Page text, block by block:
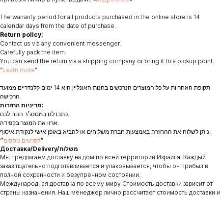
The warranty period for all products purchased in the online store is 14
calendar days from the date of purchase.
Return policy:
Contact us via any convenient messenger.
Carefully pack the item.
You can send the return via a shipping company or bring it to a pickup point.
“Learn more”
תקופת האחריות על כל המוצרים הנרכשים בחנות האונליין היא 14 ימים קלנדריים ממועד
הרכישה.
מדיניות החזרות:
כתבו לנו במסנג׳ר הנוח לכם.
ארזו את המוצר בקפידה.
ניתן לשלוח את ההחזרה באמצעות חברת משלוחים או להביא באופן אישי לנקודת איסוף.
״לפרטים נוספים״
Доставка/Delivery/משלוח
Мы предлагаем доставку на дом по всей территории Израиля. Каждый
заказ тщательно подготавливается и упаковывается, чтобы он прибыл в
полной сохранности и безупречном состоянии.
Международная доставка по всему миру Стоимость доставки зависит от
страны назначения. Наш менеджер лично рассчитает стоимость доставки и